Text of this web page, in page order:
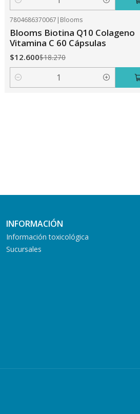
Cantidad
7804686370067 | Blooms
Blooms Biotina Q10 Colageno
Vitamina C 60 Cápsulas
$12.600$18.270
Cantidad
INFORMACIÓN
Información toxicológica
Sucursales